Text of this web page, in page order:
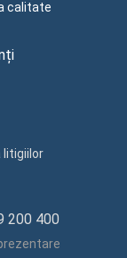
calitate
litigiilor
200 400